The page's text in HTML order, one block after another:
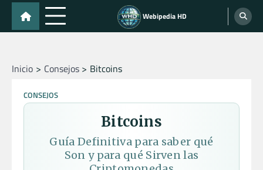
Skip
content
Webipedia HD
Inicio Consejos Bitcoins
CONSEJOS
Bitcoins
Guía Definitiva para saber qué
Son y para qué Sirven las